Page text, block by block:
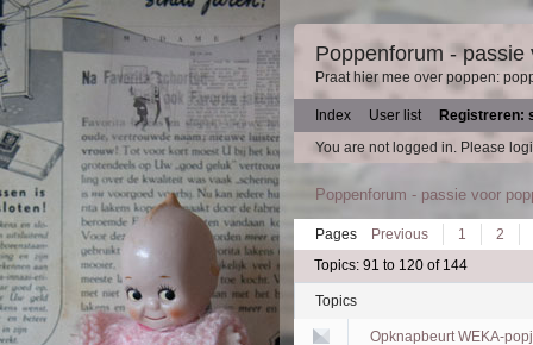
Poppenforum - passie
Praat hier mee over poppen:
Index User list
Registreren:
You are not logged in. Please
Poppenforum - passie voor
Pages Previous 1
2
Topics: 91 to 120 of 144
Topics
Opknapbeurt WEKA-